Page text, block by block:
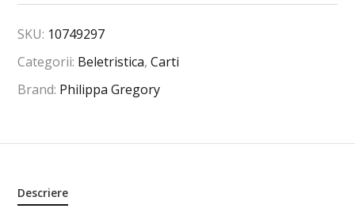
SKU: 10749297
Categorii: Beletristica,Carti
Brand: Philippa Gregory
Descriere